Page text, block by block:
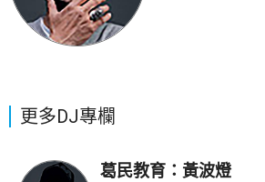
更多DJ專欄
葛民教育：黃波燈